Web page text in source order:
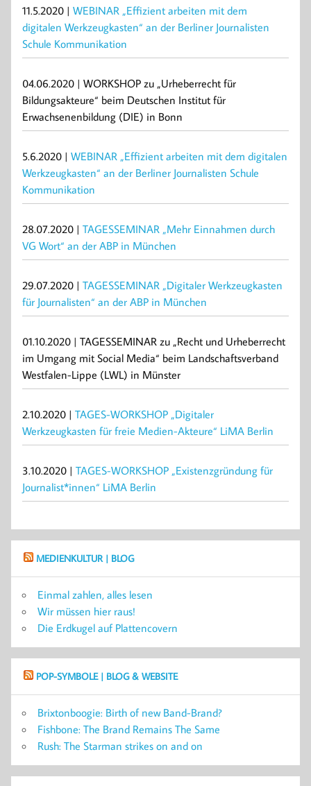
11.5.2020 | WEBINAR „Effizient arbeiten mit dem
digitalen Werkzeugkasten“ an der Berliner Journalisten
Schule Kommunikation
04.06.2020 | WORKSHOP zu „Urheberrecht für
Bildungsakteure“ beim Deutschen Institut für
Erwachsenenbildung (DIE) in Bonn
5.6.2020 | WEBINAR „Effizient arbeiten mit dem digitalen
Werkzeugkasten“ an der Berliner Journalisten Schule
Kommunikation
28.07.2020 | TAGESSEMINAR „Mehr Einnahmen durch
VG Wort“ an der ABP in München
29.07.2020 | TAGESSEMINAR „Digitaler Werkzeugkasten
für Journalisten“ an der ABP in München
01.10.2020 | TAGESSEMINAR zu „Recht und Urheberrecht
im Umgang mit Social Media“ beim Landschaftsverband
Westfalen-Lippe (LWL) in Münster
2.10.2020 | TAGES-WORKSHOP „Digitaler
Werkzeugkasten für freie Medien-Akteure“ LiMA Berlin
3.10.2020 | TAGES-WORKSHOP „Existenzgründung für
Journalist*innen“ LiMA Berlin
MEDIENKULTUR | BLOG
Einmal zahlen, alles lesen
Wir müssen hier raus!
Die Erdkugel auf Plattencovern
POP-SYMBOLE | BLOG & WEBSITE
Brixtonboogie: Birth of new Band-Brand?
Fishbone: The Brand Remains The Same
Rush: The Starman strikes on and on